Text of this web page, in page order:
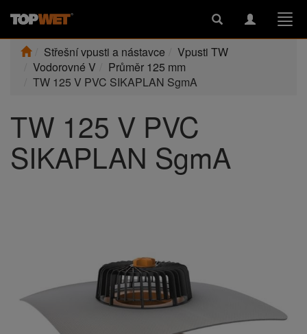
Toggle
Toggle
Střešní vpusti a nástavce
Vpusti TW
Vodorovné V
Průměr 125 mm
TW 125 V PVC SIKAPLAN SgmA
TW 125 V PVC
SIKAPLAN SgmA